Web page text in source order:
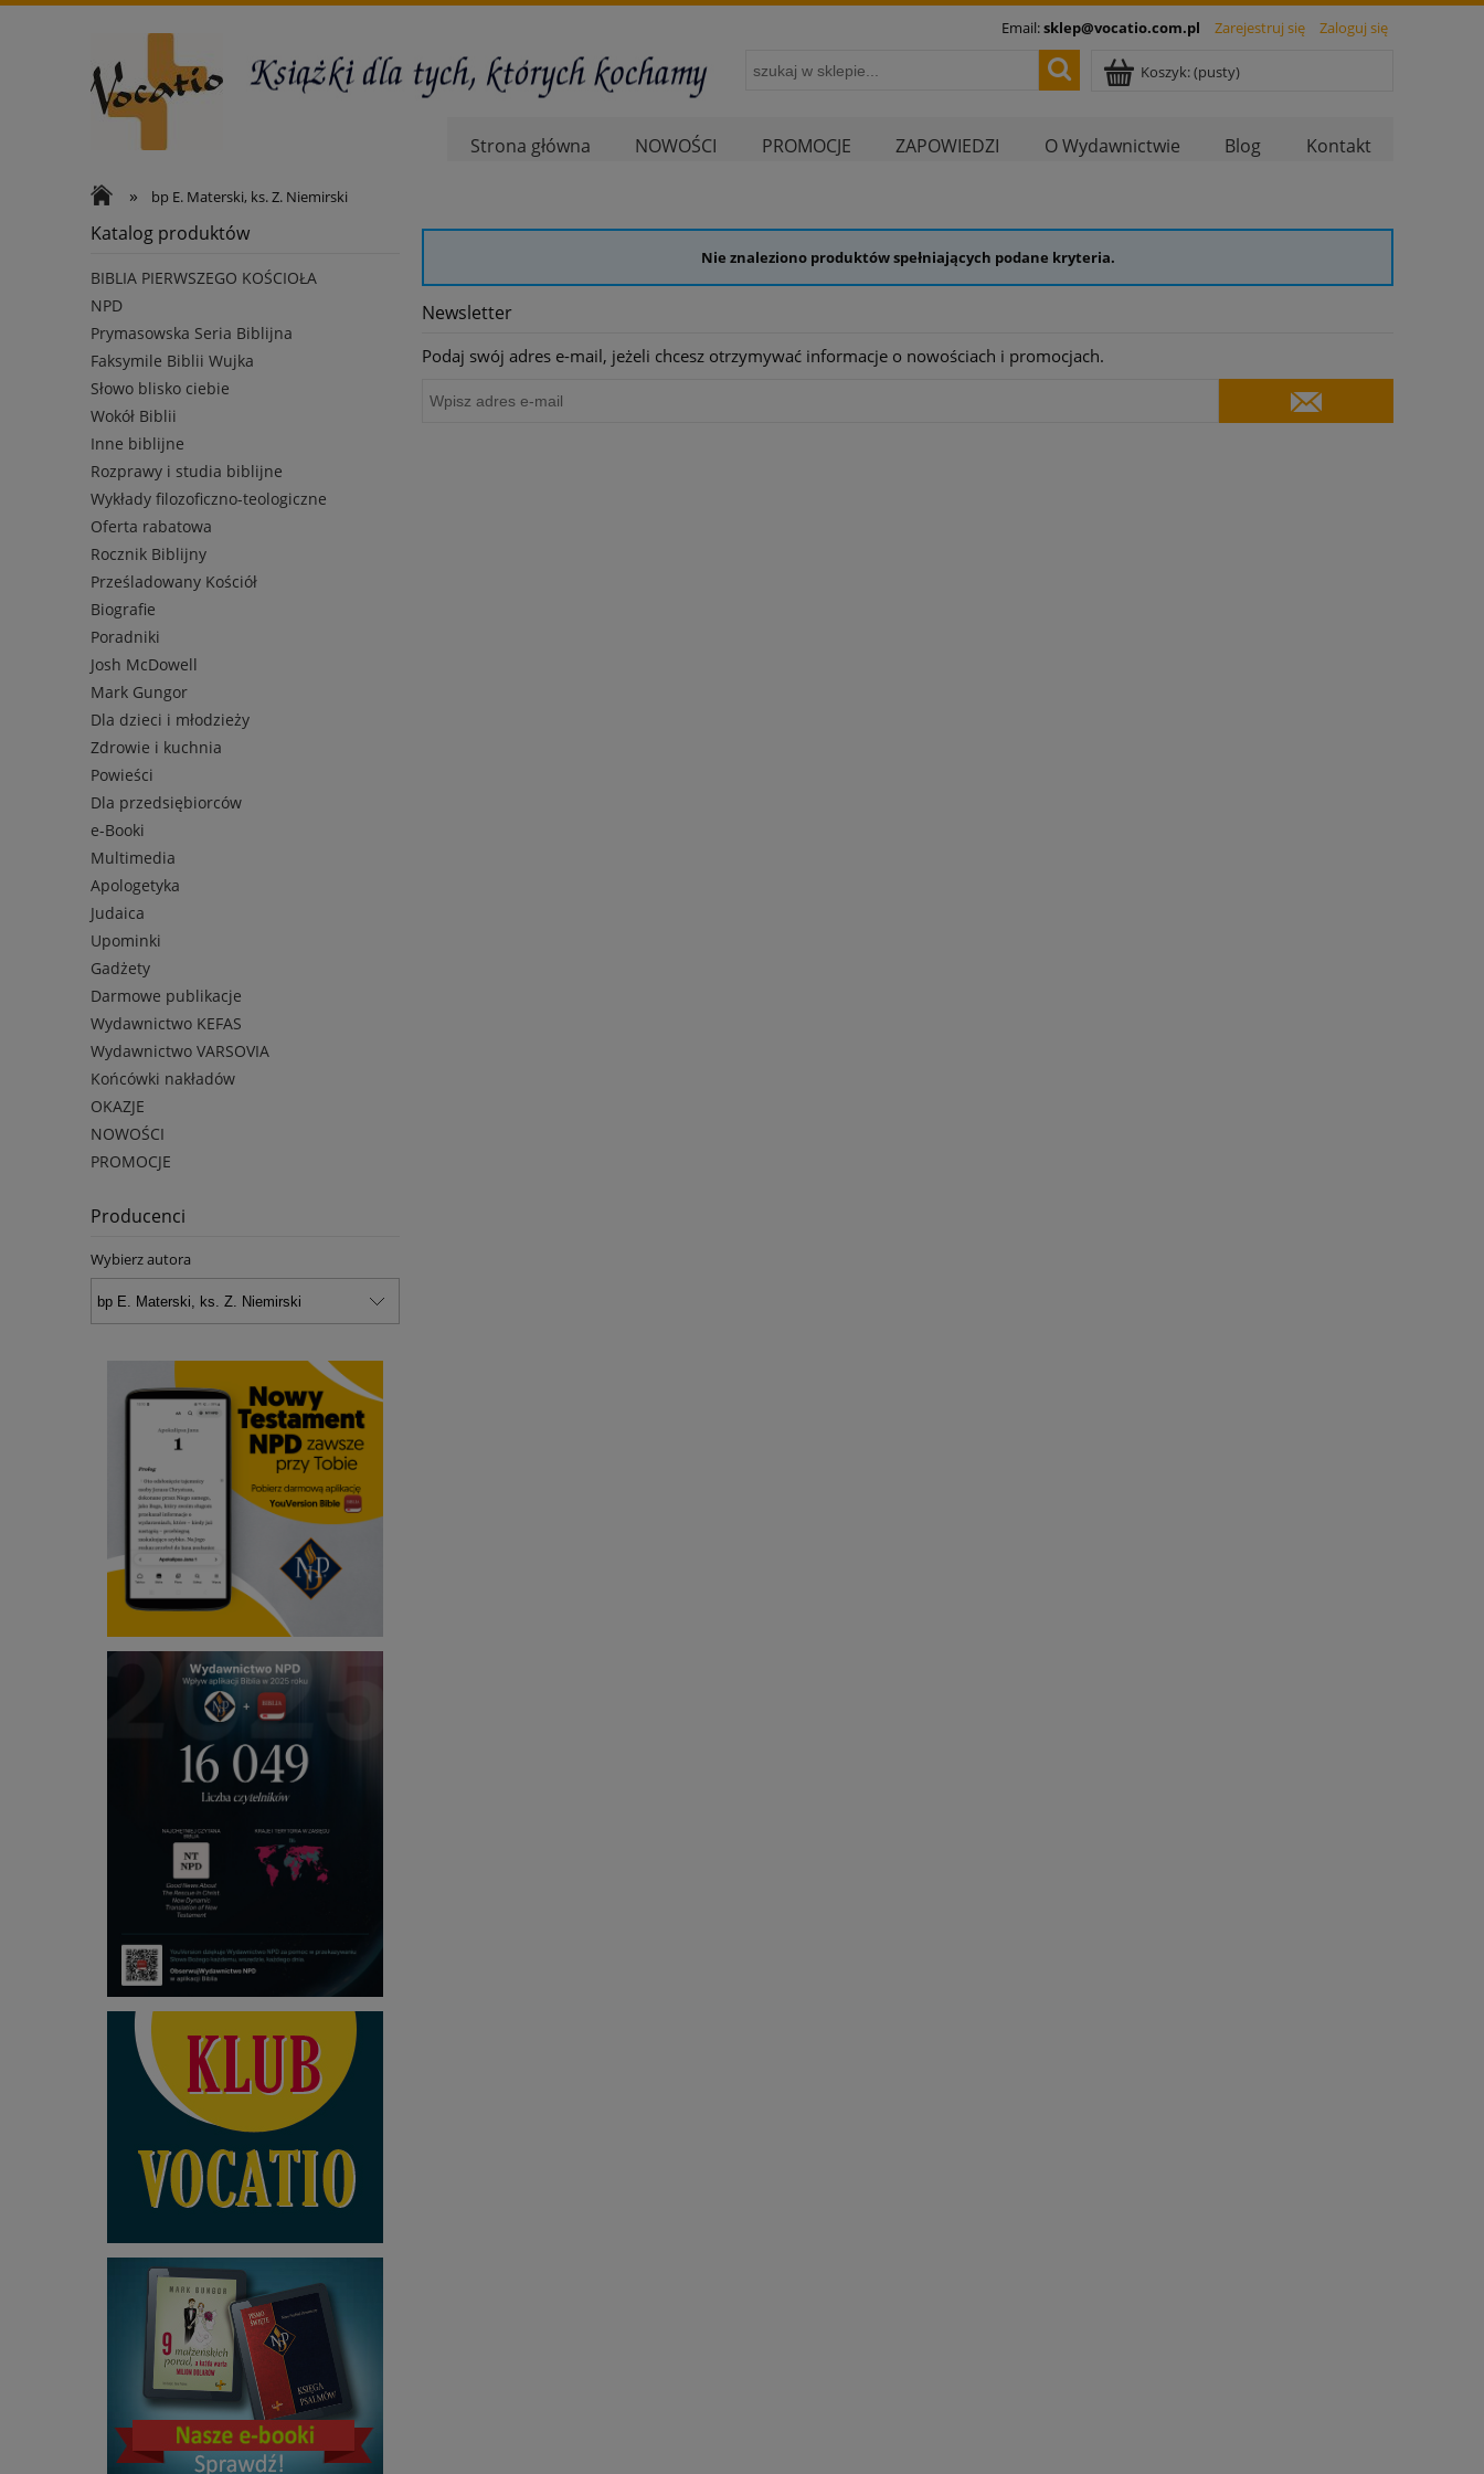
Email:sklep@vocatio.com.pl Zarejestruj się Zaloguj się
Koszyk:(pusty)
Strona główna NOWOŚCI PROMOCJE ZAPOWIEDZI O Wydawnictwie Blog Kontakt
» bp E. Materski, ks. Z. Niemirski
Katalog produktów
BIBLIA PIERWSZEGO KOŚCIOŁA
NPD
Prymasowska Seria Biblijna
Faksymile Biblii Wujka
Słowo blisko ciebie
Wokół Biblii
Inne biblijne
Rozprawy i studia biblijne
Wykłady filozoficzno-teologiczne
Oferta rabatowa
Rocznik Biblijny
Prześladowany Kościół
Biografie
Poradniki
Josh McDowell
Mark Gungor
Dla dzieci i młodzieży
Zdrowie i kuchnia
Powieści
Dla przedsiębiorców
e-Booki
Multimedia
Apologetyka
Judaica
Upominki
Gadżety
Darmowe publikacje
Wydawnictwo KEFAS
Wydawnictwo VARSOVIA
Końcówki nakładów
OKAZJE
NOWOŚCI
PROMOCJE
Producenci
Wybierz autora
Nie znaleziono produktów spełniających podane kryteria.
Newsletter
Podaj swój adres e-mail, jeżeli chcesz otrzymywać informacje o nowościach i promocjach.